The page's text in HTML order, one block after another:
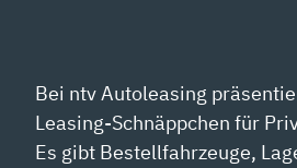
Bei ntv Autoleasing
Leasing-Schnäppchen für
Es gibt Bestellfahrzeuge,